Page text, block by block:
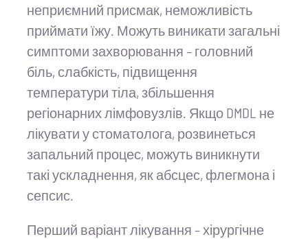
неприємний присмак, неможливість
приймати їжу. Можуть виникати загальні
симптоми захворювання – головний
біль, слабкість, підвищення
температури тіла, збільшення
регіонарних лімфовузлів. Якщо DMDL не
лікувати у стоматолога, розвинеться
запальний процес, можуть виникнути
такі ускладнення, як абсцес, флегмона і
сепсис.
Перший варіант лікування – хірургічне